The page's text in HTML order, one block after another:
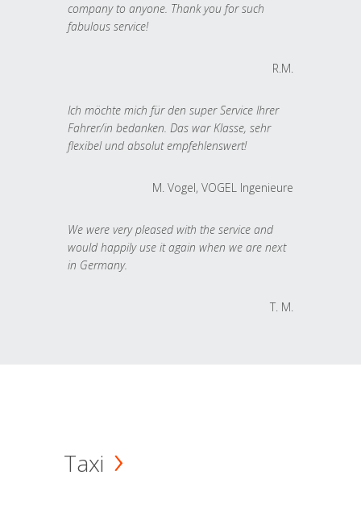
company to anyone. Thank you for such
fabulous service!
R.M.
Ich möchte mich für den super Service Ihrer
Fahrer/in bedanken. Das war Klasse, sehr
flexibel und absolut empfehlenswert!
M. Vogel, VOGEL Ingenieure
We were very pleased with the service and
would happily use it again when we are next
in Germany.
T. M.
Taxi